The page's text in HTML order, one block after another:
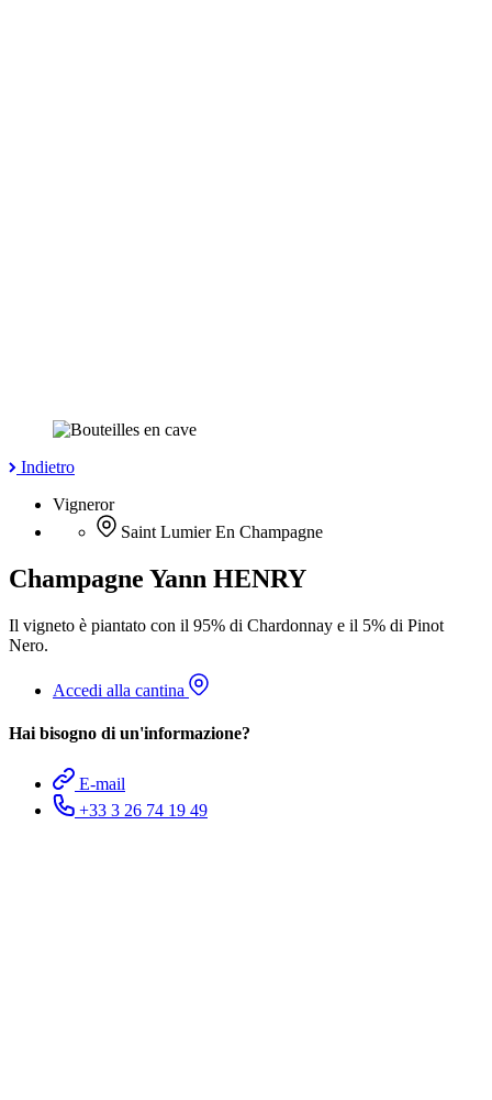
Indietro
Vigneror
Saint Lumier En Champagne
Champagne Yann HENRY
Il vigneto è piantato con il 95% di Chardonnay e il 5% di Pinot
Nero.
Accedi alla cantina
Hai bisogno di un'informazione?
E-mail
+33 3 26 74 19 49